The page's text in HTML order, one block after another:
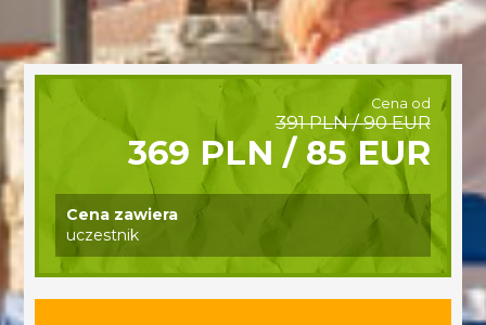
Cena od
391 PLN / 90 EUR
369 PLN / 85 EUR
Cena zawiera
uczestnik